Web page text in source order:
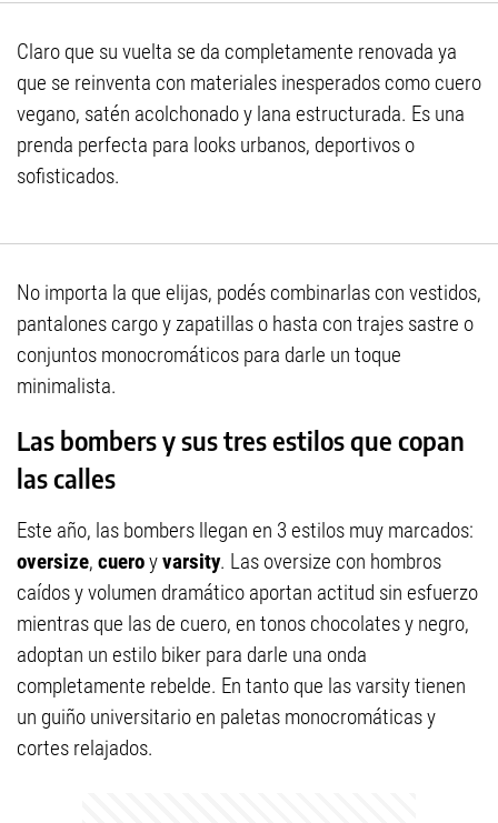
Claro que su vuelta se da completamente renovada ya
que se reinventa con materiales inesperados como cuero
vegano, satén acolchonado y lana estructurada. Es una
prenda perfecta para looks urbanos, deportivos o
sofisticados.
No importa la que elijas, podés combinarlas con vestidos,
pantalones cargo y zapatillas o hasta con trajes sastre o
conjuntos monocromáticos para darle un toque
minimalista.
Las bombers y sus tres estilos que copan
las calles
Este año, las bombers llegan en 3 estilos muy marcados:
oversize, cueroyvarsity. Las oversize con hombros
caídos y volumen dramático aportan actitud sin esfuerzo
mientras que las de cuero, en tonos chocolates y negro,
adoptan un estilo biker para darle una onda
completamente rebelde. En tanto que las varsity tienen
un guiño universitario en paletas monocromáticas y
cortes relajados.